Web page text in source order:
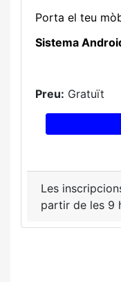
Porta el teu
Sistema
Preu: Gratuït
Les
partir de les 9